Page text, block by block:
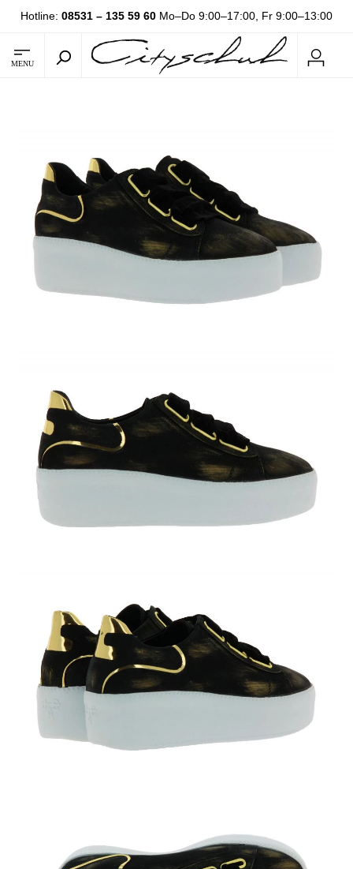
Hotline: 08531 – 135 59 60 Mo–Do 9:00–17:00, Fr 9:00–13:00
MENU